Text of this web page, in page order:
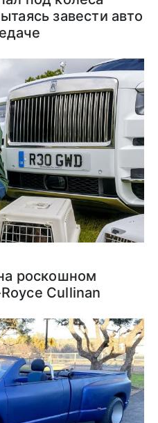
завести авто
роскошном
Cullinan